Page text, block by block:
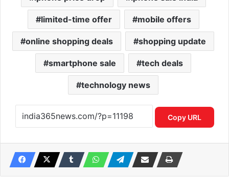
limited-time offer mobile offers
online shopping deals shopping update
smartphone sale tech deals
technology news
Copy URL